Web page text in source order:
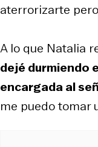
aterrorizarte
A lo que Natalia
dejé durmiendo
encargada al
me puedo tomar